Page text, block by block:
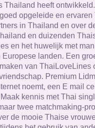
Thailand heeft
opgeleide en
in Thailand en over
en duizenden
en het huwelijk met
landen. Een
van ThaiLoveLines
Premium
noemt, een E mail
kennis met Thai
twee matchmaking-
de mooie Thaise